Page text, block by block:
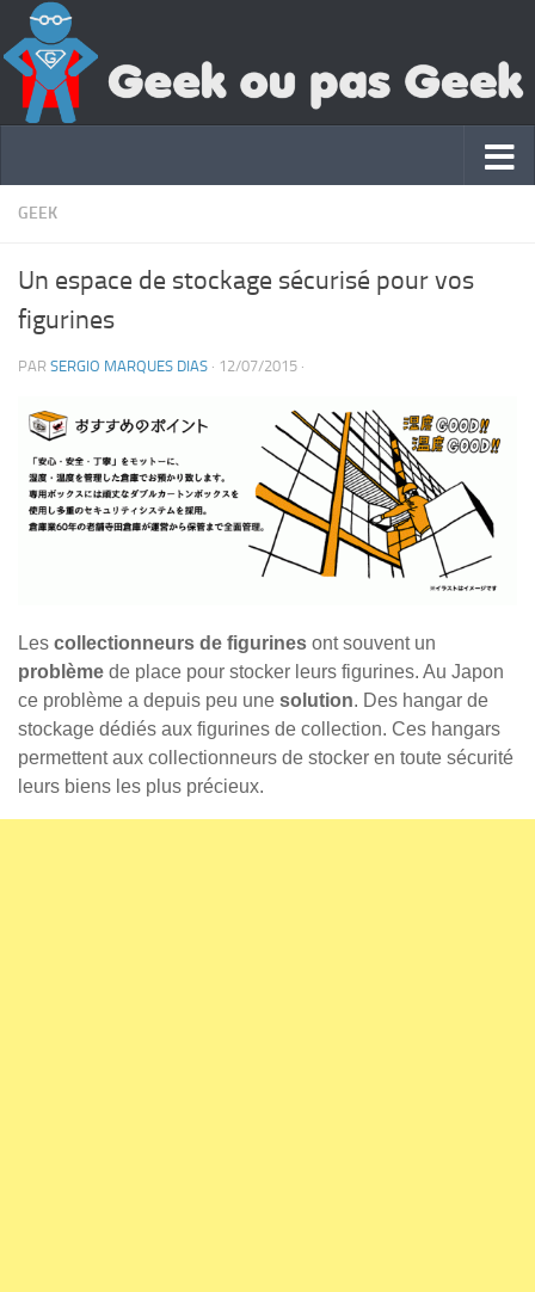
GEEK
Un espace de stockage sécurisé pour vos
figurines
PAR SERGIO MARQUES DIAS · 12/07/2015 ·
Les collectionneurs de figurines ont souvent un
problème de place pour stocker leurs figurines. Au Japon
ce problème a depuis peu une solution. Des hangar de
stockage dédiés aux figurines de collection. Ces hangars
permettent aux collectionneurs de stocker en toute sécurité
leurs biens les plus précieux.